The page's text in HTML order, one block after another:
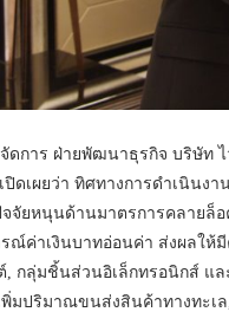
ดการ ฝ่ายพัฒนาธุรกิจ บริษัท
ปิดเผยว่า ทิศทางการดำเนิน
จัยหนุนด้านมาตรการคลายล็
ณ์ค่าเงินบาทอ่อนค่า ส่งผลให้
กลุ่มชิ้นส่วนอิเล็กทรอนิกส์ แ
เพิ่มปริมาณขนส่งสินค้าทางท